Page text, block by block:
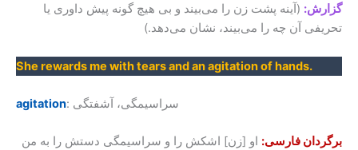
گزارش: (آینه پشت زن را می‌بیند و بی هیچ گونه پیش داوری یا
تحریفی آن چه را می‌بیند، نشان می‌دهد.)
She rewards me with tears and an agitation of hands.
agitation : سراسیمگی، آشفتگی
برگردان فارسی: او [زن] اشکش را و سراسیمگی دستش را به من